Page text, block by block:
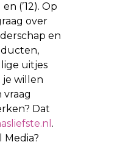
(’12). Op
over
en
uitjes
je willen
vraag
Dat
.
Media?